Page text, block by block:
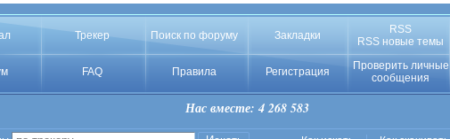
Трекер Поиск по форуму Закладки
RSS
RSS новые темы
FAQ Правила Регистрация
Проверить личные
сообщения
Нас вместе: 4 268 583